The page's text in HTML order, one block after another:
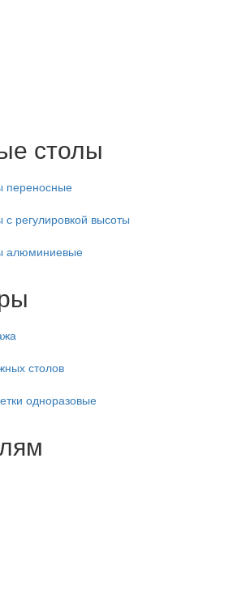
столы
переносные
регулировкой высоты
алюминиевые
столов
одноразовые